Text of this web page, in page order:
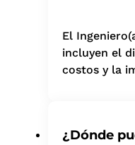
El
incluyen el
costos y la
¿Dónde